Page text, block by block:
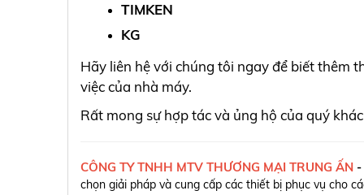
TIMKEN
KG
Hãy liên hệ với chúng tôi ngay để biết thêm
việc của nhà máy.
Rất mong sự hợp tác và ủng hộ của quý
CÔNG TY TNHH MTV THƯƠNG MẠI TRUNG ẤN -
chọn giải pháp và cung cấp các thiết bị phục vụ cho